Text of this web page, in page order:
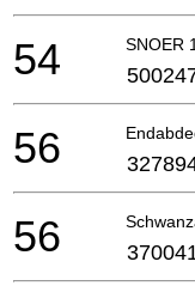
SNOER
54
56
56